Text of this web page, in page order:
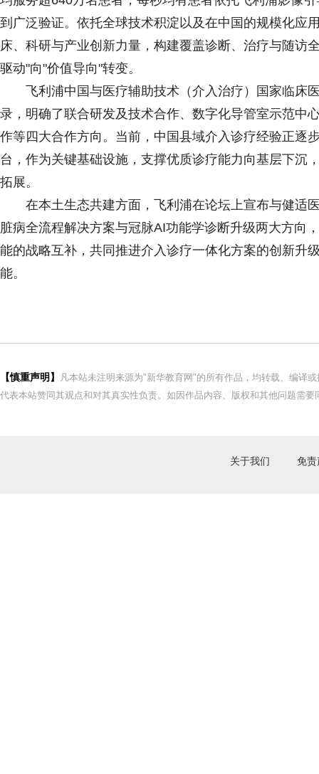
到广泛验证。依托全球技术积淀以及在中国的规模化应
床、科研与产业创新力量，构建覆盖诊断、治疗与随访
驱动"向"价值导向"转变。
飞利浦中国与医疗辅助技术（介入治疗）国家临
录，明确了联合研发及技术合作、数字化导管室示范中
作等四大合作方向。当前，中国县域介入诊疗经验正逐
台，作为关键基础设施，支撑优质诊疗能力向基层下沉
拓展。
在本土生态共建方面，飞利浦在论坛上宣布与健适
脏病全流程解决方案与冠脉AI功能学诊断升级两大方向
能的战略互补，共同推进介入诊疗一体化方案的创新升
能。
【慎重声明】
凡本站未注明来源为"新华教育网"的所有作品，均转载、编译
代表本站赞同其观点和对其真实性负责。如因作品内容、版权和其他问题需
关于我们 免责